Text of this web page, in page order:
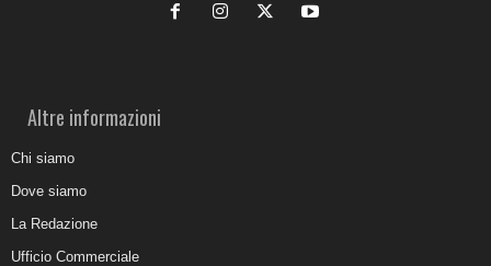
Altre informazioni
Chi siamo
Dove siamo
La Redazione
Ufficio Commerciale